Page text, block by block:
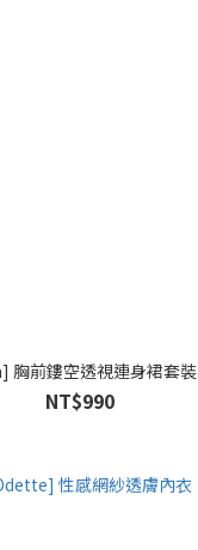
胸前鏤空透視連身裙套裝
NT$990